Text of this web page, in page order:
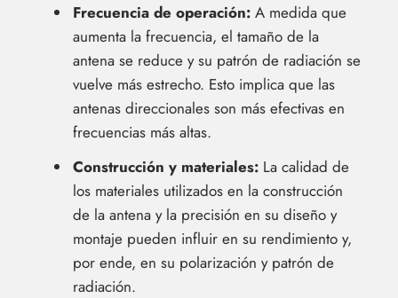
Frecuencia de operación: A medida que
aumenta la frecuencia, el tamaño de la
antena se reduce y su patrón de radiación se
vuelve más estrecho. Esto implica que las
antenas direccionales son más efectivas en
frecuencias más altas.
Construcción y materiales: La calidad de
los materiales utilizados en la construcción
de la antena y la precisión en su diseño y
montaje pueden influir en su rendimiento y,
por ende, en su polarización y patrón de
radiación.